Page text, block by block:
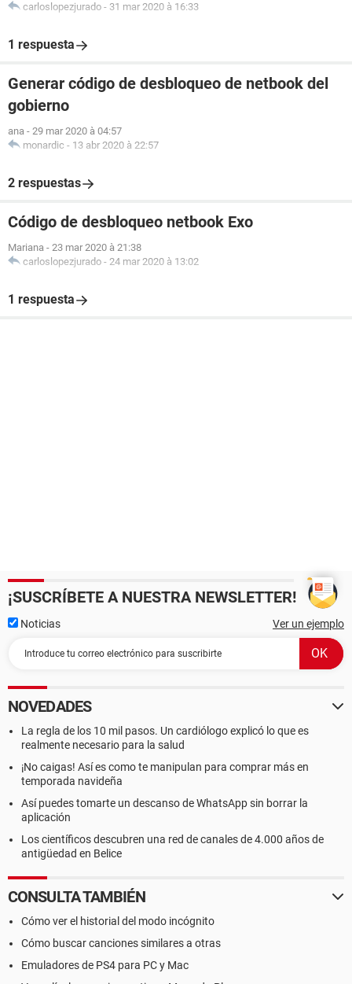
carloslopezjurado - 31 mar 2020 à 16:33
1 respuesta
Generar código de desbloqueo de netbook del
gobierno
ana - 29 mar 2020 à 04:57
monardic - 13 abr 2020 à 22:57
2 respuestas
Código de desbloqueo netbook Exo
Mariana - 23 mar 2020 à 21:38
carloslopezjurado - 24 mar 2020 à 13:02
1 respuesta
¡SUSCRÍBETE A NUESTRA NEWSLETTER!
Noticias Ver un ejemplo
NOVEDADES
La regla de los 10 mil pasos. Un cardiólogo explicó lo que es
realmente necesario para la salud
¡No caigas! Así es como te manipulan para comprar más en
temporada navideña
Así puedes tomarte un descanso de WhatsApp sin borrar la
aplicación
Los científicos descubren una red de canales de 4.000 años de
antigüedad en Belice
CONSULTA TAMBIÉN
Cómo ver el historial del modo incógnito
Cómo buscar canciones similares a otras
Emuladores de PS4 para PC y Mac